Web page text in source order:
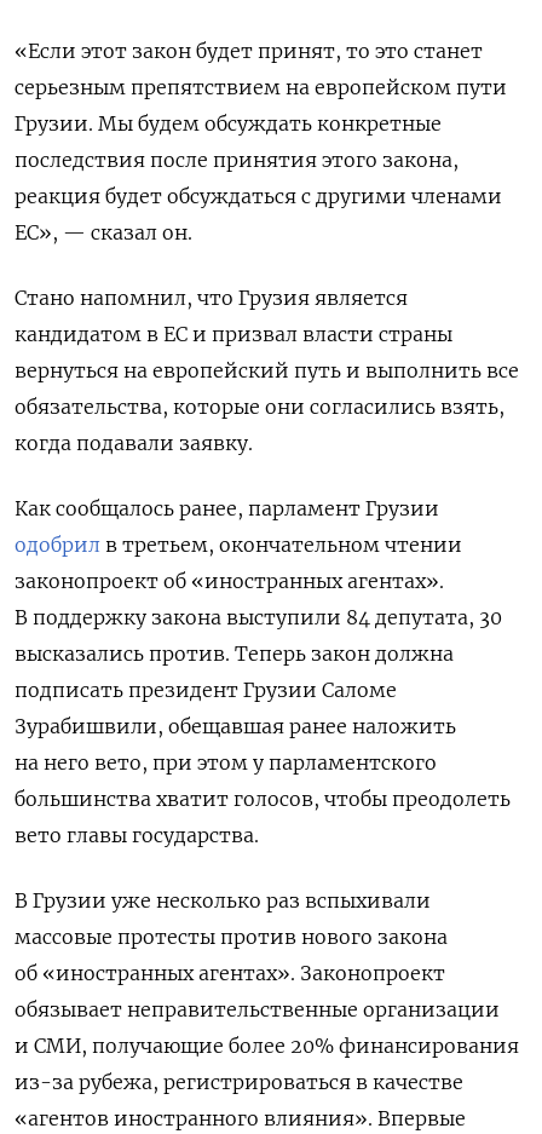
«Если этот закон будет принят, то это станет
серьезным препятствием на европейском пути
Грузии. Мы будем обсуждать конкретные
последствия после принятия этого закона,
реакция будет обсуждаться с другими членами
ЕС», — сказал он.
Стано напомнил, что Грузия является
кандидатом в ЕС и призвал власти страны
вернуться на европейский путь и выполнить все
обязательства, которые они согласились взять,
когда подавали заявку.
Как сообщалось ранее, парламент Грузии
одобрил в третьем, окончательном чтении
законопроект об «иностранных агентах».
В поддержку закона выступили 84 депутата, 30
высказались против. Теперь закон должна
подписать президент Грузии Саломе
Зурабишвили, обещавшая ранее наложить
на него вето, при этом у парламентского
большинства хватит голосов, чтобы преодолеть
вето главы государства.
В Грузии уже несколько раз вспыхивали
массовые протесты против нового закона
об «иностранных агентах». Законопроект
обязывает неправительственные организации
и СМИ, получающие более 20% финансирования
из-за рубежа, регистрироваться в качестве
«агентов иностранного влияния». Впервые